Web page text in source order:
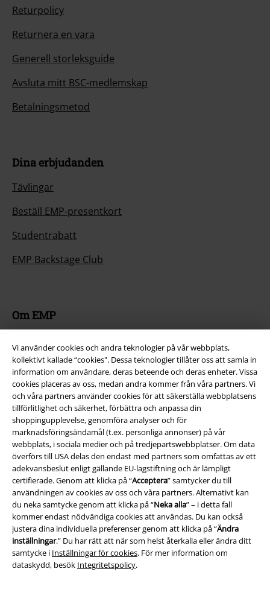
Vi använder cookies och andra teknologier på vår webbplats,
kollektivt kallade “cookies". Dessa teknologier tillåter oss att samla in
information om användare, deras beteende och deras enheter. Vissa
cookies placeras av oss, medan andra kommer från våra partners. Vi
och våra partners använder cookies för att säkerställa webbplatsens
tillförlitlighet och säkerhet, förbättra och anpassa din
shoppingupplevelse, genomföra analyser och för
marknadsföringsändamål (t.ex. personliga annonser) på vår
webbplats, i sociala medier och på tredjepartswebbplatser. Om data
överförs till USA delas den endast med partners som omfattas av ett
adekvansbeslut enligt gällande EU-lagstiftning och är lämpligt
certifierade. Genom att klicka på “Acceptera” samtycker du till
användningen av cookies av oss och våra partners. Alternativt kan
du neka samtycke genom att klicka på “Neka alla” – i detta fall
kommer endast nödvändiga cookies att användas. Du kan också
justera dina individuella preferenser genom att klicka på “Ändra
inställningar.” Du har rätt att när som helst återkalla eller ändra ditt
samtycke i Inställningar för cookies. För mer information om
dataskydd, besök Integritetspolicy.
Returpolicy
Returnera en vara
Generell storleksguide
Avsluta mitt BSC-medlemskap
Betalningsmetod
Dina erbjudanden
Tävlingar
Beställ EMP-presentkort
Studentrabatt
EMP Backstage Club
Om EMP
Hållbarhet
Bli en del av gemenskapen!